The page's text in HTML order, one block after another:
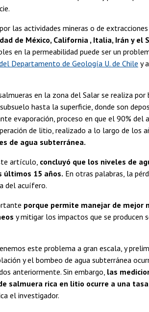
las actividades mineras o de
de México, California , Italia, Irán y el
en la permeabilidad puede ser un
Departamento de Geología U. de Chile y
en la zona del Salar se realiza por
hasta la superficie, donde son
evaporación, proceso en que el 90% del
de litio, realizado a lo largo de los
de agua subterránea.
artículo, concluyó que los niveles de
últimos 15 años. En otras palabras, la
del acuífero.
porque permite manejar de mejor
y mitigar los impactos que se producen
este problema a gran escala, y
y el bombeo de agua subterránea
anteriormente. Sin embargo, las
salmuera rica en litio ocurre a una
el investigador.